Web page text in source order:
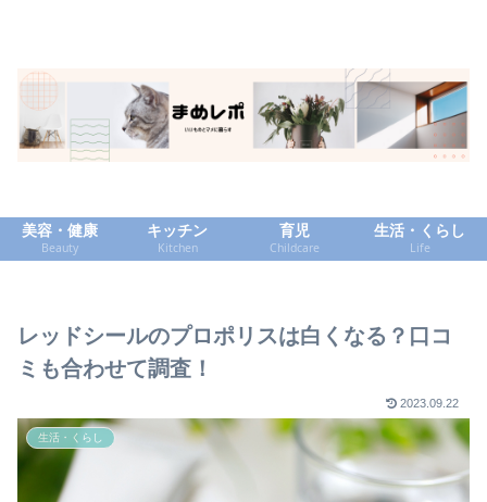
美容・健康
Beauty
キッチン
Kitchen
育児
Childcare
生活・くらし
Life
レッドシールのプロポリスは白くなる？口コ
ミも合わせて調査！
2023.09.22
生活・くらし